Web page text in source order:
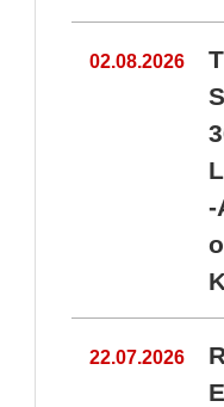
02.08.2026
-
22.07.2026